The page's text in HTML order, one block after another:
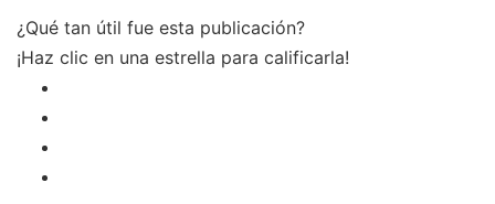
¿Qué tan útil fue esta publicación?
¡Haz clic en una estrella para calificarla!